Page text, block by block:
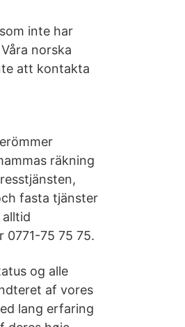
inte har
norska
att kontakta
räkning
fasta tjänster
75 75 75.
og alle
af vores
lang erfaring